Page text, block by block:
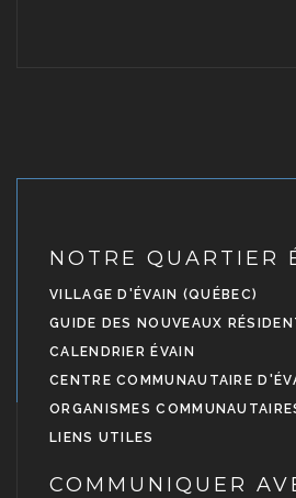
NOTRE QUARTIER
VILLAGE D'ÉVAIN (QUÉBEC)
GUIDE DES NOUVEAUX
CALENDRIER ÉVAIN
CENTRE COMMUNAUTAIRE
ORGANISMES
LIENS UTILES
COMMUNIQUER